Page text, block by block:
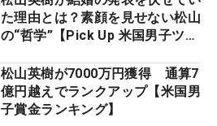
た理由とは？素顔を見せない松山
の“哲学”【Pick Up 米国男子ツア
松山英樹が7000万円獲得 通算7
億円越えでランクアップ【米国男
子賞金ランキング】